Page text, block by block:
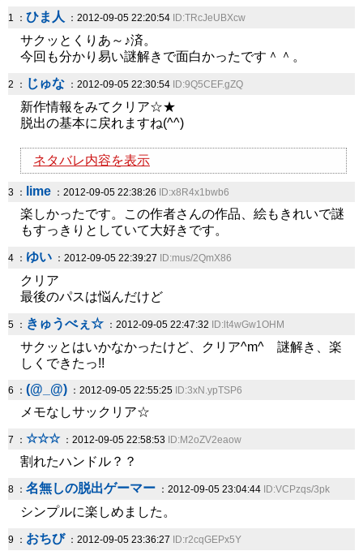
1 ： ひま人 ：2012-09-05 22:20:54 ID:TRcJeUBXcw
サクッとくりあ～♪済。
今回も分かり易い謎解きで面白かったです＾＾。
2 ： じゅな ：2012-09-05 22:30:54 ID:9Q5CEF.gZQ
新作情報をみてクリア☆★
脱出の基本に戻れますね(^^)
ネタバレ内容を表示
3 ： lime ：2012-09-05 22:38:26 ID:x8R4x1bwb6
楽しかったです。この作者さんの作品、絵もきれいで謎
もすっきりとしていて大好きです。
4 ： ゆい ：2012-09-05 22:39:27 ID:mus/2QmX86
クリア
最後のパスは悩んだけど
5 ： きゅうべぇ☆ ：2012-09-05 22:47:32 ID:lt4wGw1OHM
サクッとはいかなかったけど、クリア^m^ 謎解き、楽
しくできたっ!!
6 ： (@_@) ：2012-09-05 22:55:25 ID:3xN.ypTSP6
メモなしサックリア☆
7 ： ☆☆☆：2012-09-05 22:58:53 ID:M2oZV2eaow
割れたハンドル？？
8 ： 名無しの脱出ゲーマー ：2012-09-05 23:04:44 ID:VCPzqs/3pk
シンプルに楽しめました。
9 ： おちび ：2012-09-05 23:36:27 ID:r2cqGEPx5Y